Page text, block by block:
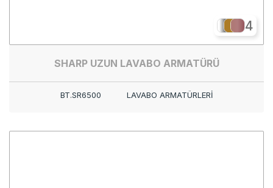
4
SHARP UZUN LAVABO ARMATÜRÜ
BT.SR6500 LAVABO ARMATÜRLERİ